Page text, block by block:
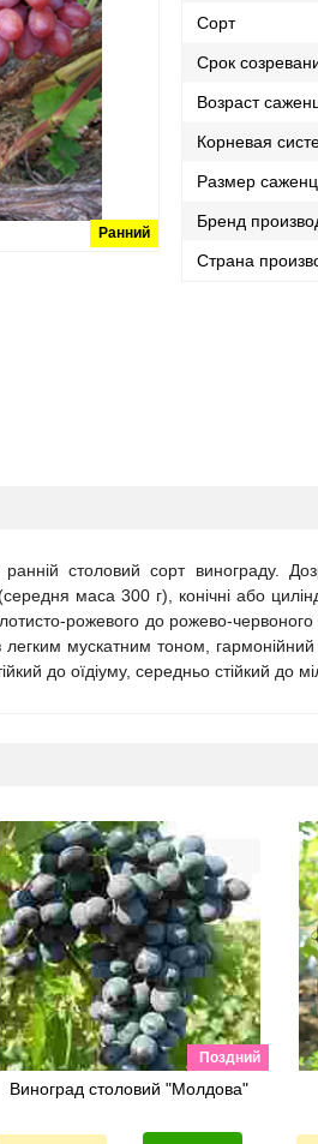
Ранний
Сорт
Срок
Возраст
Корневая
Размер
Бренд
Страна
столовий сорт винограду.
маса 300 г), конічні або
рожевого до рожево-
мускатним тоном,
до оїдіуму, середньо стійкий до
Поздний
Виноград столовий "Молдова"